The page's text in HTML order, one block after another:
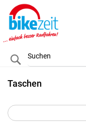
Search
Taschen